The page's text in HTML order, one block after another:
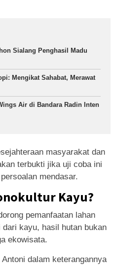
Sialang Penghasil Madu
Mengikat Sahabat, Merawat
Air di Bandara Radin Inten
masyarakat dan
terbukti jika uji coba ini
mendasar.
Kayu?
pemanfaatan lahan
kayu, hasil hutan bukan
ekowisata.
dalam keterangannya